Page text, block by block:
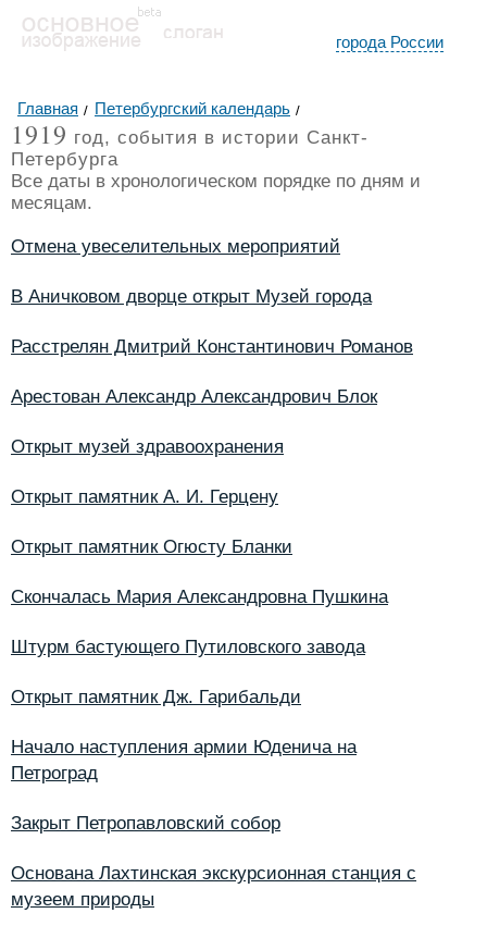
города России
Главная Петербургский календарь
1919 год, события в истории Санкт-
Петербурга
Все даты в хронологическом порядке по дням и
месяцам.
Отмена увеселительных мероприятий
В Аничковом дворце открыт Музей города
Расстрелян Дмитрий Константинович Романов
Арестован Александр Александрович Блок
Открыт музей здравоохранения
Открыт памятник А. И. Герцену
Открыт памятник Огюсту Бланки
Скончалась Мария Александровна Пушкина
Штурм бастующего Путиловского завода
Открыт памятник Дж. Гарибальди
Начало наступления армии Юденича на
Петроград
Закрыт Петропавловский собор
Основана Лахтинская экскурсионная станция с
музеем природы